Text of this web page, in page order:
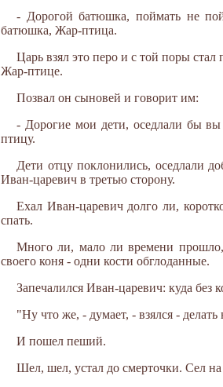
- Дорогой батюшка, поймать не
батюшка, Жар-птица.
Царь взял это перо и с той поры стал
Жар-птице.
Позвал он сыновей и говорит им:
- Дорогие мои дети, оседлали бы
птицу.
Дети отцу поклонились, оседлали
Иван-царевич в третью сторону.
Ехал Иван-царевич долго ли,
спать.
Много ли, мало ли времени
своего коня - одни кости обглоданные.
Запечалился Иван-царевич: куда без
"Ну что же, - думает, - взялся - делать
И пошел пеший.
Шел, шел, устал до смерточки. Сел